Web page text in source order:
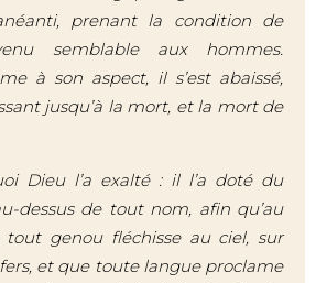
prenant la condition de
semblable aux hommes.
à son aspect, il s’est abaissé,
jusqu’à la mort, et la mort de
Dieu l’a exalté : il l’a doté du
dessus de tout nom, afin qu’au
tout genou fléchisse au ciel, sur
et que toute langue proclame